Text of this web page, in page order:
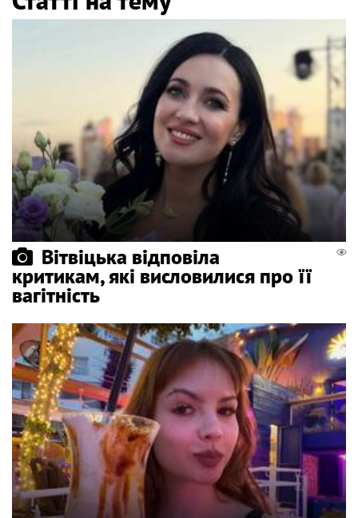
Вітвіцька відповіла
критикам, які висловилися про її
вагітність